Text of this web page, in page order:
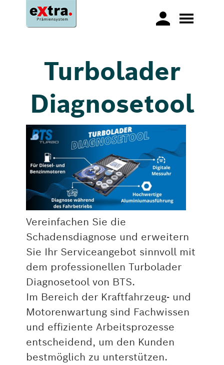
Turbolader
Diagnosetool
Vereinfachen Sie die
Schadensdiagnose und erweitern
Sie Ihr Serviceangebot sinnvoll mit
dem professionellen Turbolader
Diagnosetool von BTS.
Im Bereich der Kraftfahrzeug- und
Motorenwartung sind Fachwissen
und effiziente Arbeitsprozesse
entscheidend, um den Kunden
bestmöglich zu unterstützen.